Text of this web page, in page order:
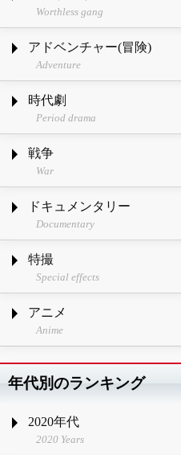
Worthless gang
アドベンチャー(冒険)
Adventure
時代劇
Period drama
戦争
War
ドキュメンタリー
Documentary
特撮
Special effects
アニメ
Anime
年代別のランキング
2020年代
2020 Years